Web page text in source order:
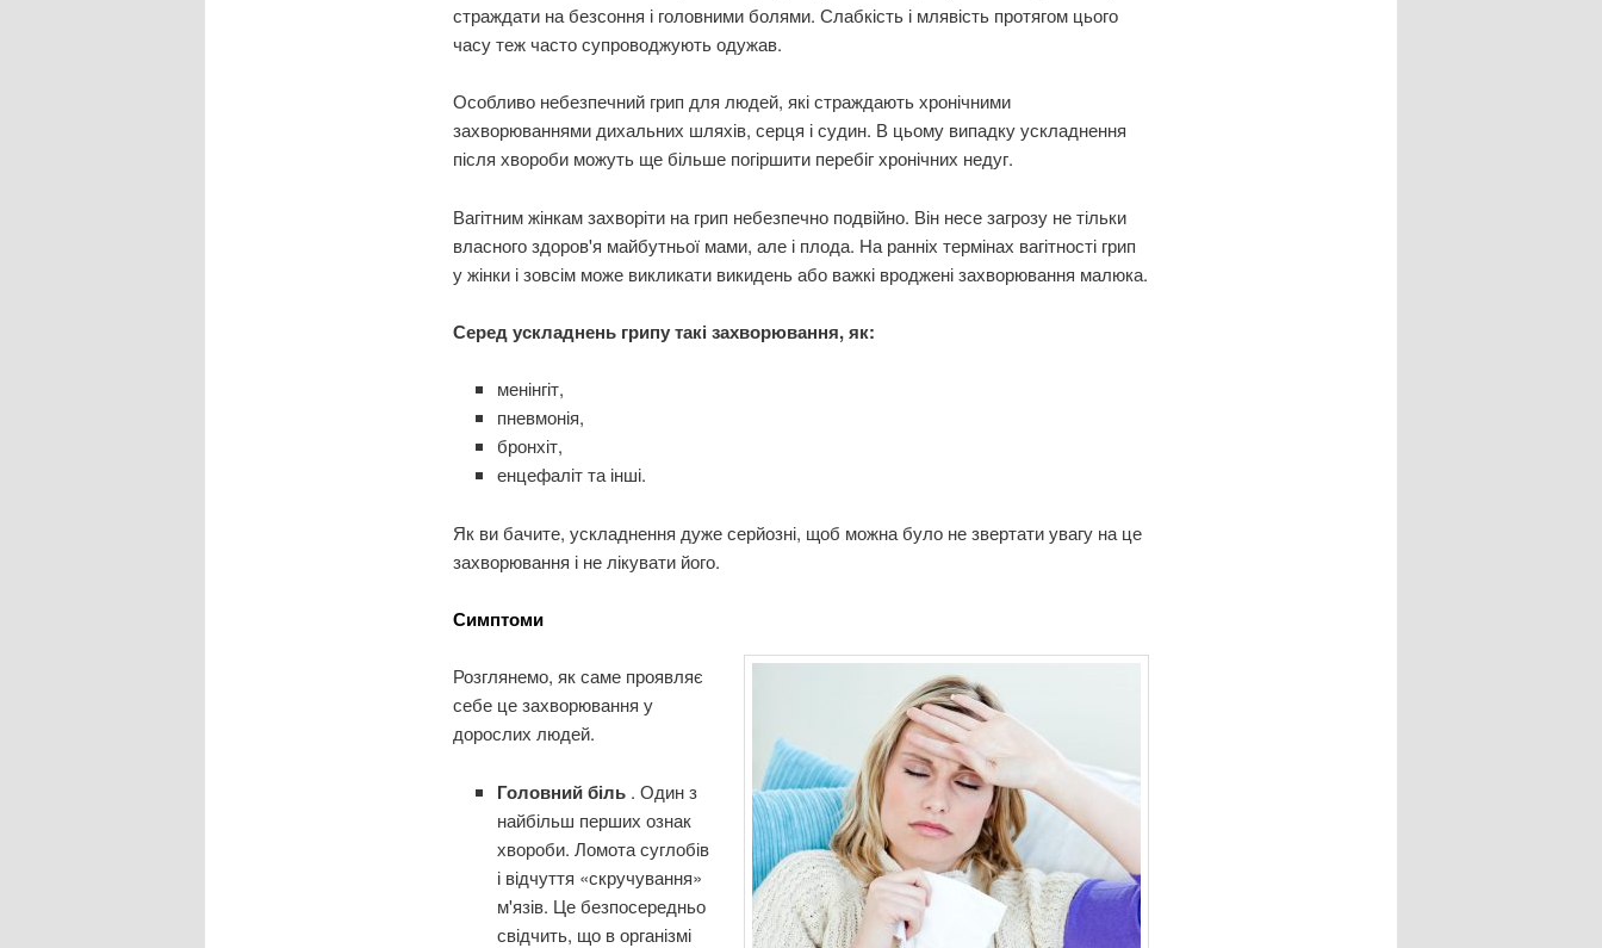
страждати на безсоння і головними болями. Слабкість і млявість протягом цього
часу теж часто супроводжують одужав.
Особливо небезпечний грип для людей, які страждають хронічними
захворюваннями дихальних шляхів, серця і судин. В цьому випадку ускладнення
після хвороби можуть ще більше погіршити перебіг хронічних недуг.
Вагітним жінкам захворіти на грип небезпечно подвійно. Він несе загрозу не тільки
власного здоров'я майбутньої мами, але і плода. На ранніх термінах вагітності грип
у жінки і зовсім може викликати викидень або важкі вроджені захворювання малюка.
Серед ускладнень грипу такі захворювання, як:
менінгіт,
пневмонія,
бронхіт,
енцефаліт та інші.
Як ви бачите, ускладнення дуже серйозні, щоб можна було не звертати увагу на це
захворювання і не лікувати його.
Симптоми
Розглянемо, як саме проявляє
себе це захворювання у
дорослих людей.
Головний біль . Один з
найбільш перших ознак
хвороби. Ломота суглобів
і відчуття «скручування»
м'язів. Це безпосередньо
свідчить, що в організмі